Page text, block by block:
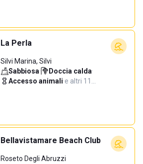
La Perla
Silvi Marina, Silvi
Sabbiosa· Doccia calda·
Accesso animali·e altri 11…
Bellavistamare Beach Club
Roseto Degli Abruzzi